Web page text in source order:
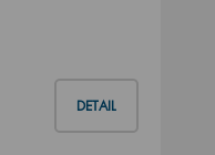
DETAIL